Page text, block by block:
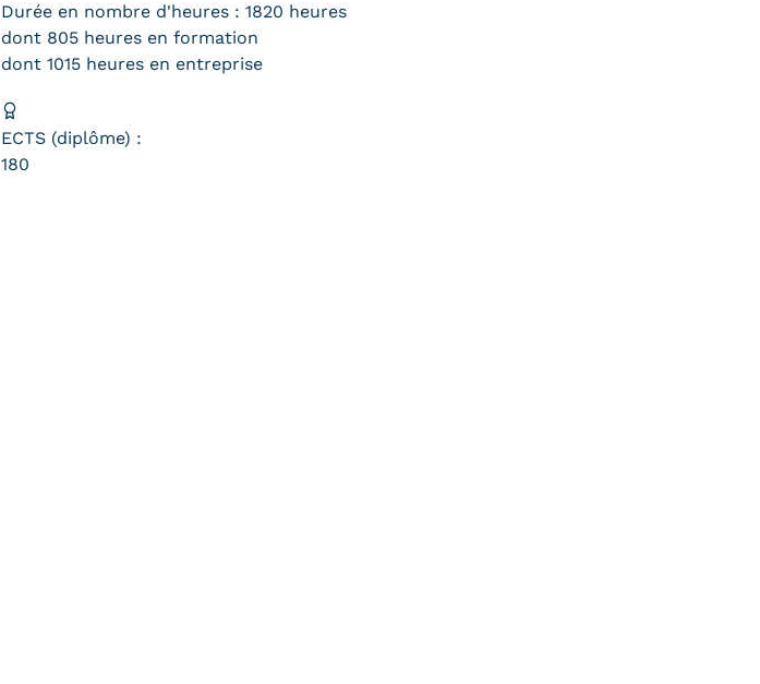
Durée en nombre d'heures : 1820 heures
dont 805 heures en formation
dont 1015 heures en entreprise
ECTS (diplôme) :
180